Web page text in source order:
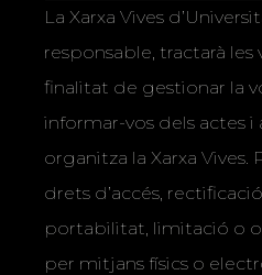
La Xarxa Vives
responsable, tractarà
finalitat de gestionar la
informar-vos dels actes
organitza la Xarxa Vives.
drets d’accés,
portabilitat, limitació o
per mitjans físics o